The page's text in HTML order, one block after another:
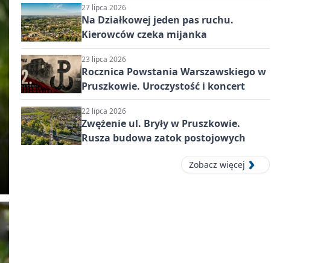
27 lipca 2026
Na Działkowej jeden pas ruchu.
Kierowców czeka mijanka
23 lipca 2026
Rocznica Powstania Warszawskiego w
Pruszkowie. Uroczystość i koncert
22 lipca 2026
Zwężenie ul. Bryły w Pruszkowie.
Rusza budowa zatok postojowych
Zobacz więcej